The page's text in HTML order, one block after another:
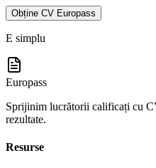
Obține CV Europass
E simplu
Europass
Sprijinim lucrătorii calificați cu
rezultate.
Resurse